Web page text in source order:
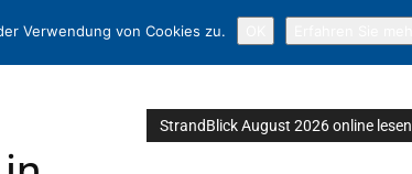
StrandBlick August 2026 online lesen
Verwendung von Cookies zu.